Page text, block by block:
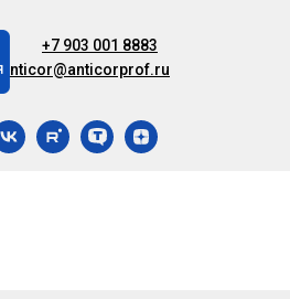
+7 903 001 8883
anticor@anticorprof.ru